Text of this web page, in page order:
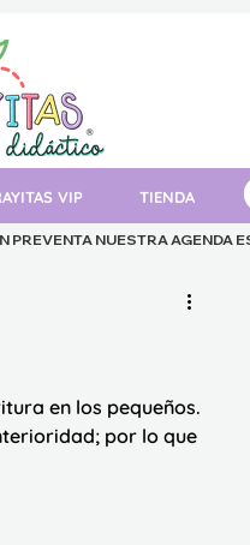
VIP TIENDA
en los pequeños.
por lo que